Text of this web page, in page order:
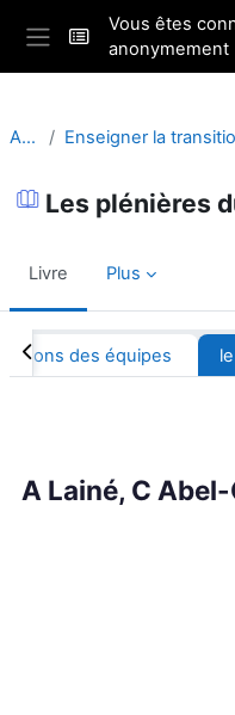
Passer au contenu principal
Panneau latéral
Vous êtes
anonymement
Accueil
Les plénières
Livre Plus
Résumé de
des équipes
A Lainé, C